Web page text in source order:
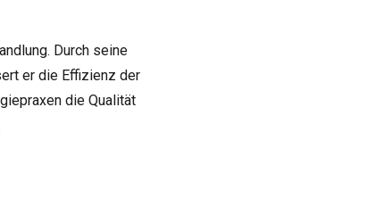
Durch seine
er die Effizienz der
die Qualität